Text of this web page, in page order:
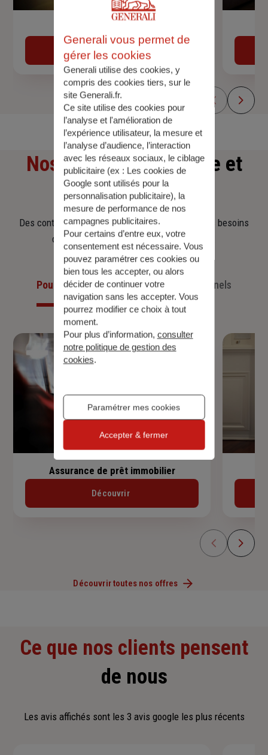
Obtenir une estimation
Nos offresd'assurance et
d'épargne
Des contrats clairs et flexibles pour sécuriser vos besoins
d’aujourd’hui et anticiper ceux de demain.
Pour les particuliersPour les professionnels
Assurance de prêt immobilier
Découvrir
Découvrir toutes nos offres
Ce que nos clients pensent
de nous
Les avis affichés sont les 3 avis google les plus récents
Generali vous permet de
gérer les cookies
Generali utilise des cookies, y
compris des cookies tiers, sur le
site Generali.fr.
Ce site utilise des cookies pour
l’analyse et l'amélioration de
l’expérience utilisateur, la mesure et
l’analyse d’audience, l’interaction
avec les réseaux sociaux, le ciblage
publicitaire (ex : Les cookies de
Google sont utilisés pour la
personnalisation publicitaire), la
mesure de performance de nos
campagnes publicitaires.
Pour certains d’entre eux, votre
consentement est nécessaire. Vous
pouvez paramétrer ces cookies ou
bien tous les accepter, ou alors
décider de continuer votre
navigation sans les accepter. Vous
pourrez modifier ce choix à tout
moment.
Pour plus d’information, consulter
notre politique de gestion des
cookies.
Paramétrer mes cookies
Accepter & fermer